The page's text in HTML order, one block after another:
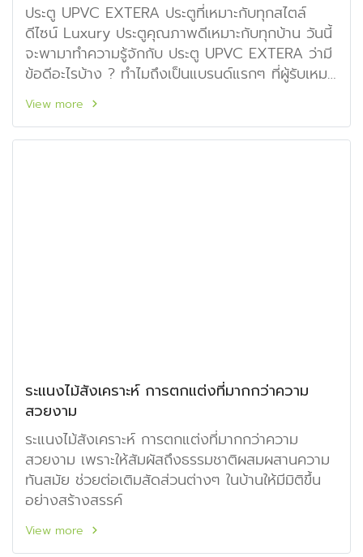
ประตู UPVC EXTERA ประตูที่เหมาะกับทุกสไตล์
ดีไซน์ Luxury ประตูคุณภาพดีเหมาะกับทุกบ้าน วันนี้
จะพามาทำความรู้จักกับ ประตู UPVC EXTERA ว่ามี
ข้อดีอะไรบ้าง ? ทำไมถึงเป็นแบรนด์แรกๆ ที่ผู้รับเหมา
View more
ระแนงไม้สังเคราะห์ การตกแต่งที่มากกว่าความ
สวยงาม
ระแนงไม้สังเคราะห์ การตกแต่งที่มากกว่าความ
สวยงาม เพราะให้สัมผัสถึงธรรมชาติผสมผสานความ
ทันสมัย ช่วยต่อเติมสัดส่วนต่างๆ ในบ้านให้มีมิติขึ้น
อย่างสร้างสรรค์
View more